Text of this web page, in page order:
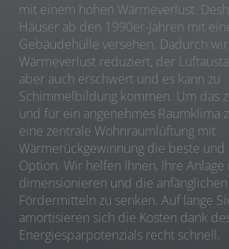
mit einem hohen Wärmeverlust.
Häuser ab den 1990er-Jahren mit
Gebäudehülle versehen. Dadurch
Wärmeverlust reduziert, der
aber auch erschwert und es kann zu
Schimmelbildung kommen. Um das
und für ein angenehmes Raumklima
eine zentrale Wohnraumlüftung mit
Wärmerückgewinnung die beste und
Option. Wir helfen Ihnen, Ihre Anlage
dimensionieren und die
Fördermitteln zu senken. Auf lange
amortisieren sich die Kosten dank
Energiesparpotenzials recht schnell.